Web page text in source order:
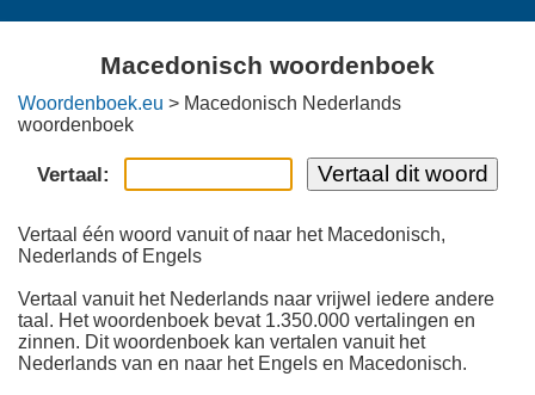
Macedonisch woordenboek
Woordenboek.eu > Macedonisch Nederlands
woordenboek
Vertaal:
Vertaal één woord vanuit of naar het Macedonisch,
Nederlands of Engels
Vertaal vanuit het Nederlands naar vrijwel iedere andere
taal. Het woordenboek bevat 1.350.000 vertalingen en
zinnen. Dit woordenboek kan vertalen vanuit het
Nederlands van en naar het Engels en Macedonisch.